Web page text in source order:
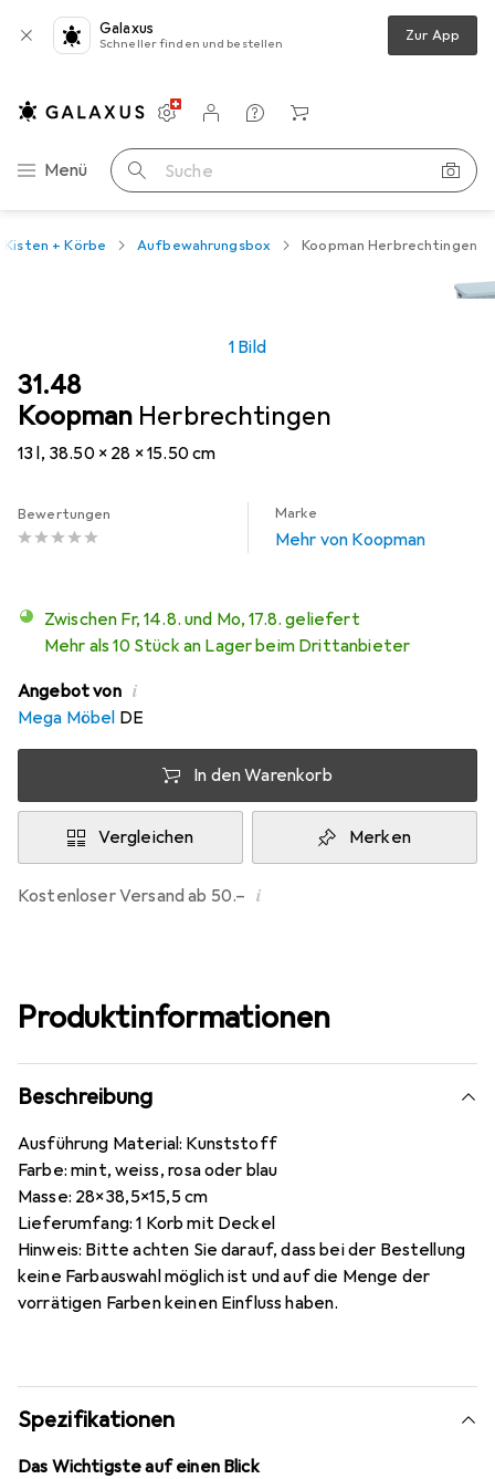
Galaxus
Schneller finden und bestellen Zur App
Navigation nach Kategorien
Menü Suche
Einstellungen
Kundenkonto
Vergleichslisten
Merklisten
Warenkorb
Kisten + Körbe Aufbewahrungsbox Koopman Herbrechtingen
1 Bild
Koopman Herbrechtingen
13 l, 38.50 x 28 x 15.50 cm
CHF
31.48
Bewertungen Marke
Mehr von Koopman
Zwischen Fr, 14.8. und Mo, 17.8. geliefert
Mehr als 10 Stück an Lager beim Drittanbieter
Angebot von i
Mega Möbel DE
In den Warenkorb
Vergleichen Merken
Kostenloser Versand ab 50.– i
Produktinformationen
Beschreibung
Ausführung Material: Kunststoff
Farbe: mint, weiss, rosa oder blau
Masse: 28x38,5x15,5 cm
Lieferumfang: 1 Korb mit Deckel
Hinweis: Bitte achten Sie darauf, dass bei der Bestellung
keine Farbauswahl möglich ist und auf die Menge der
vorrätigen Farben keinen Einfluss haben.
Spezifikationen
Das Wichtigste auf einen Blick